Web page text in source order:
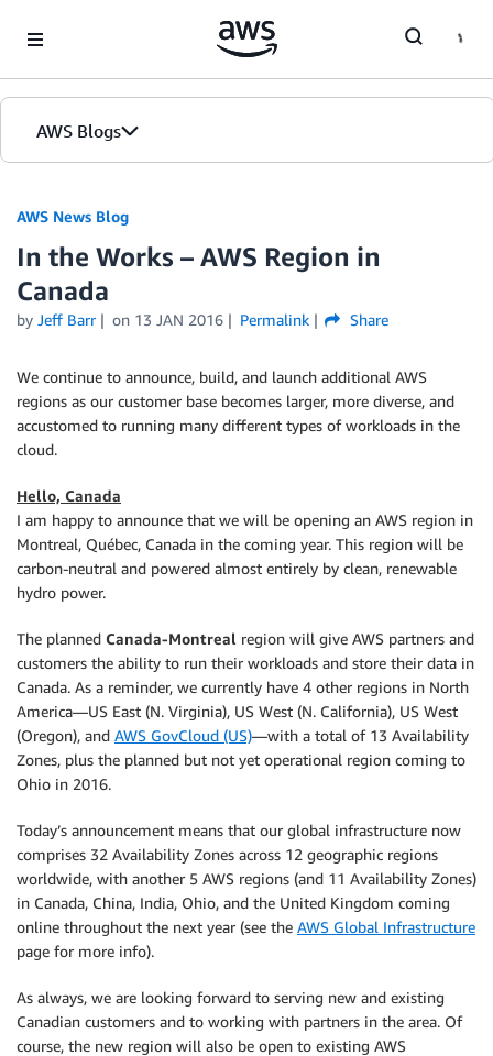
AWS Blogs
AWS News Blog
In the Works – AWS Region in
Canada
by Jeff Barr on 13 JAN 2016 Permalink Share
We continue to announce, build, and launch additional AWS
regions as our customer base becomes larger, more diverse, and
accustomed to running many different types of workloads in the
cloud.
Hello, Canada
I am happy to announce that we will be opening an AWS region in
Montreal, Québec, Canada in the coming year. This region will be
carbon-neutral and powered almost entirely by clean, renewable
hydro power.
The planned Canada-Montreal region will give AWS partners and
customers the ability to run their workloads and store their data in
Canada. As a reminder, we currently have 4 other regions in North
America—US East (N. Virginia), US West (N. California), US West
(Oregon), and AWS GovCloud (US)—with a total of 13 Availability
Zones, plus the planned but not yet operational region coming to
Ohio in 2016.
Today’s announcement means that our global infrastructure now
comprises 32 Availability Zones across 12 geographic regions
worldwide, with another 5 AWS regions (and 11 Availability Zones)
in Canada, China, India, Ohio, and the United Kingdom coming
online throughout the next year (see the AWS Global Infrastructure
page for more info).
As always, we are looking forward to serving new and existing
Canadian customers and to working with partners in the area. Of
course, the new region will also be open to existing AWS